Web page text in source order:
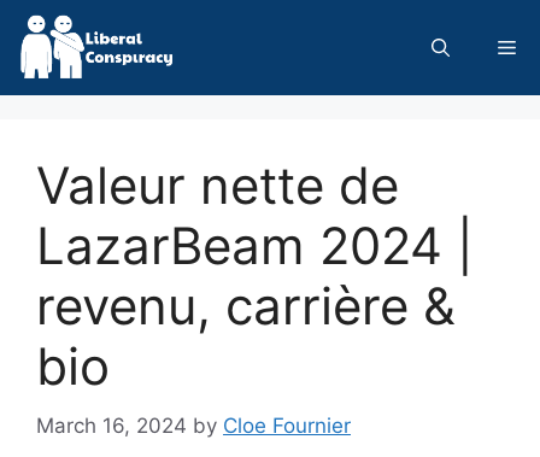
Skip
content
Valeur nette de
LazarBeam 2024 |
revenu, carrière &
bio
March 16, 2024 by Cloe Fournier